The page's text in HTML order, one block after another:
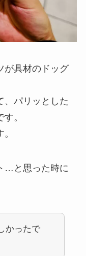
が具材のドッグ
、パリッとした
。
…と思った時に
かったで